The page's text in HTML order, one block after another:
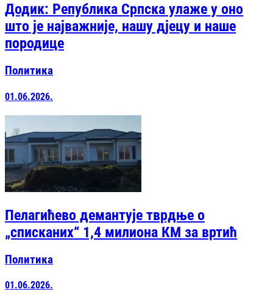
Додик: Република Српска улаже у оно
што је најважније, нашу дјецу и наше
породице
Политика
01.06.2026.
Пелагићево демантује тврдње о
„списканих“ 1,4 милиона КМ за вртић
Политика
01.06.2026.